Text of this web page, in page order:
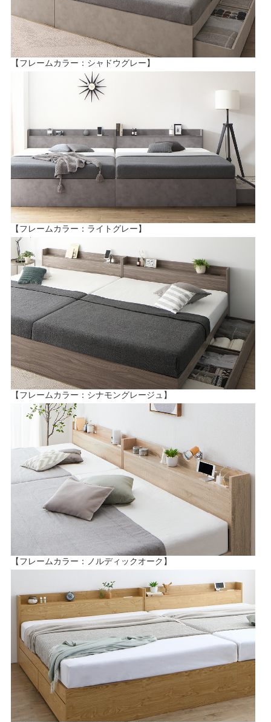
【フレームカラー：シャドウグレー】
【フレームカラー：ライトグレー】
【フレームカラー：シナモングレージュ】
【フレームカラー：ノルディックオーク】